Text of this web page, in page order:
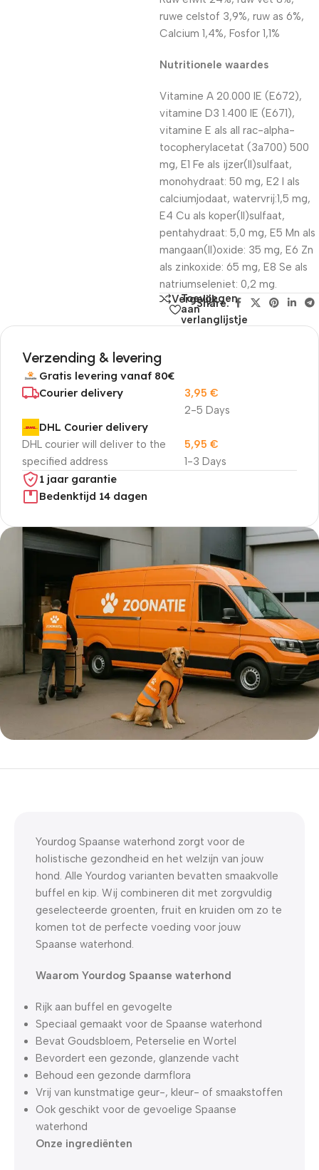
ruwe celstof 3,9%, ruw as 6%,
Calcium 1,4%, Fosfor 1,1%
Nutritionele waardes
Vitamine A 20.000 IE (E672),
vitamine D3 1.400 IE (E671),
vitamine E als all rac-alpha-
tocopherylacetat (3a700) 500
mg, E1 Fe als ijzer(II)sulfaat,
monohydraat: 50 mg, E2 I als
calciumjodaat, watervrij:1,5 mg,
E4 Cu als koper(II)sulfaat,
pentahydraat: 5,0 mg, E5 Mn als
mangaan(II)oxide: 35 mg, E6 Zn
als zinkoxide: 65 mg, E8 Se als
natriumseleniet: 0,2 mg.
Vergelijk
Toevoegen
aan
verlanglijstje
Share:
Verzending & levering
Gratis levering vanaf 80€
Courier delivery
2-5 Days
3,95 €
DHL Courier delivery
DHL courier will deliver to the
specified address
1-3 Days
5,95 €
1 jaar garantie
Bedenktijd 14 dagen
5% korting met code
Yourdog Spaanse waterhond zorgt voor de
holistische gezondheid en het welzijn van jouw
hond. Alle Yourdog varianten bevatten smaakvolle
buffel en kip. Wij combineren dit met zorgvuldig
geselecteerde groenten, fruit en kruiden om zo te
komen tot de perfecte voeding voor jouw
Spaanse waterhond.
Waarom Yourdog Spaanse waterhond
Rijk aan buffel en gevogelte
Speciaal gemaakt voor de Spaanse waterhond
Bevat Goudsbloem, Peterselie en Wortel
Bevordert een gezonde, glanzende vacht
Behoud een gezonde darmflora
Vrij van kunstmatige geur-, kleur- of smaakstoffen
Ook geschikt voor de gevoelige Spaanse
waterhond
Onze ingrediënten